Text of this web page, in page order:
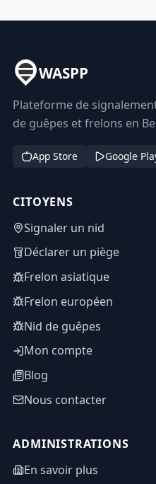
WASPP
Plateforme de
de guêpes et frelons en
App Store Google
CITOYENS
Signaler un nid
Déclarer un piège
Frelon asiatique
Frelon européen
Nid de guêpes
Mon compte
Blog
Nous contacter
ADMINISTRATIONS
En savoir plus